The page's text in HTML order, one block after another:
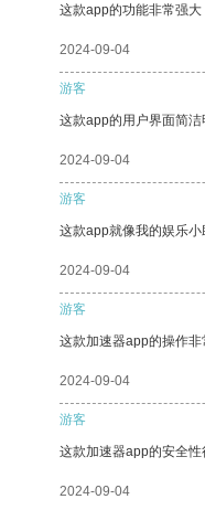
这款app的功能非常强大
2024-09-04
游客
这款app的用户界面简
2024-09-04
游客
这款app就像我的娱乐小
2024-09-04
游客
这款加速器app的操作非
2024-09-04
游客
这款加速器app的安全
2024-09-04